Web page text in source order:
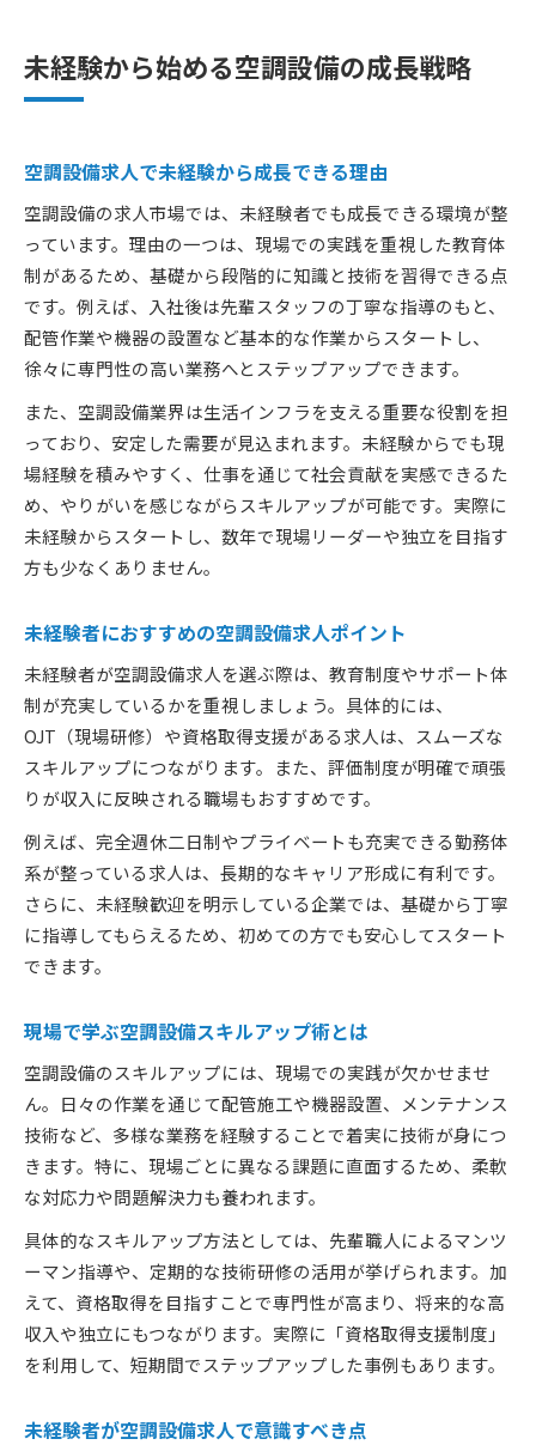
未経験から始める空調設備の成長戦略
空調設備求人で未経験から成長できる理由
空調設備の求人市場では、未経験者でも成長できる環境が整
っています。理由の一つは、現場での実践を重視した教育体
制があるため、基礎から段階的に知識と技術を習得できる点
です。例えば、入社後は先輩スタッフの丁寧な指導のもと、
配管作業や機器の設置など基本的な作業からスタートし、
徐々に専門性の高い業務へとステップアップできます。
また、空調設備業界は生活インフラを支える重要な役割を担
っており、安定した需要が見込まれます。未経験からでも現
場経験を積みやすく、仕事を通じて社会貢献を実感できるた
め、やりがいを感じながらスキルアップが可能です。実際に
未経験からスタートし、数年で現場リーダーや独立を目指す
方も少なくありません。
未経験者におすすめの空調設備求人ポイント
未経験者が空調設備求人を選ぶ際は、教育制度やサポート体
制が充実しているかを重視しましょう。具体的には、
OJT（現場研修）や資格取得支援がある求人は、スムーズな
スキルアップにつながります。また、評価制度が明確で頑張
りが収入に反映される職場もおすすめです。
例えば、完全週休二日制やプライベートも充実できる勤務体
系が整っている求人は、長期的なキャリア形成に有利です。
さらに、未経験歓迎を明示している企業では、基礎から丁寧
に指導してもらえるため、初めての方でも安心してスタート
できます。
現場で学ぶ空調設備スキルアップ術とは
空調設備のスキルアップには、現場での実践が欠かせませ
ん。日々の作業を通じて配管施工や機器設置、メンテナンス
技術など、多様な業務を経験することで着実に技術が身につ
きます。特に、現場ごとに異なる課題に直面するため、柔軟
な対応力や問題解決力も養われます。
具体的なスキルアップ方法としては、先輩職人によるマンツ
ーマン指導や、定期的な技術研修の活用が挙げられます。加
えて、資格取得を目指すことで専門性が高まり、将来的な高
収入や独立にもつながります。実際に「資格取得支援制度」
を利用して、短期間でステップアップした事例もあります。
未経験者が空調設備求人で意識すべき点